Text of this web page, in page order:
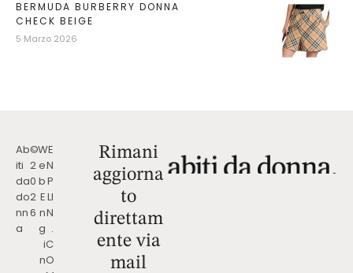
BERMUDA BURBERRY DONNA
CHECK BEIGE
5 Marzo 2026
Ab
iti
da
do
nn
a
©
2
0
2
6
W
e
b
E
n
g
i
n
E
N
P
LI
N
.
C
O
Rimani
aggiorna
to
direttam
ente via
mail